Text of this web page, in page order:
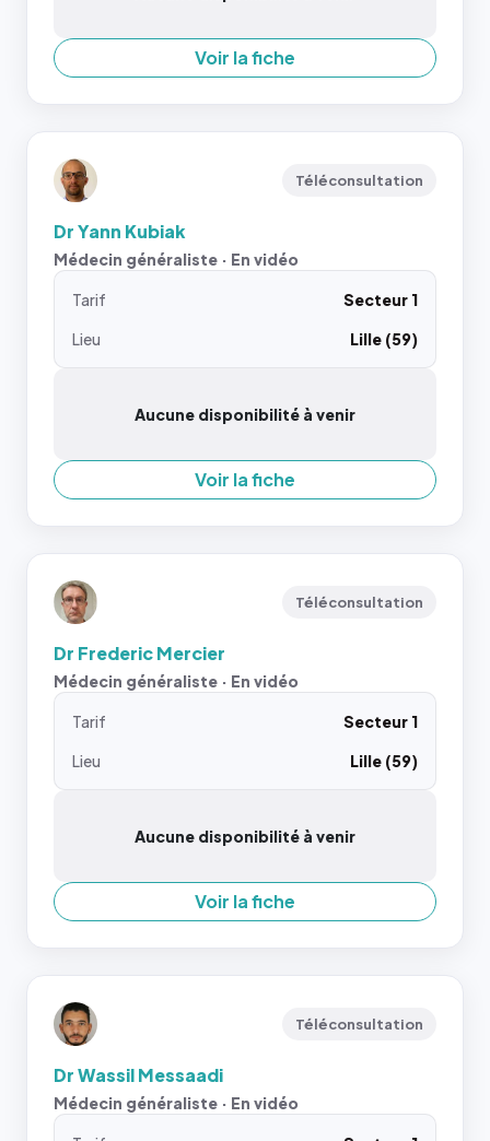
Voir la fiche
Téléconsultation
Dr Yann Kubiak
Médecin généraliste · En vidéo
Tarif
Secteur 1
Lieu
Lille (59)
Aucune disponibilité à venir
Voir la fiche
Téléconsultation
Dr Frederic Mercier
Médecin généraliste · En vidéo
Tarif
Secteur 1
Lieu
Lille (59)
Aucune disponibilité à venir
Voir la fiche
Téléconsultation
Dr Wassil Messaadi
Médecin généraliste · En vidéo